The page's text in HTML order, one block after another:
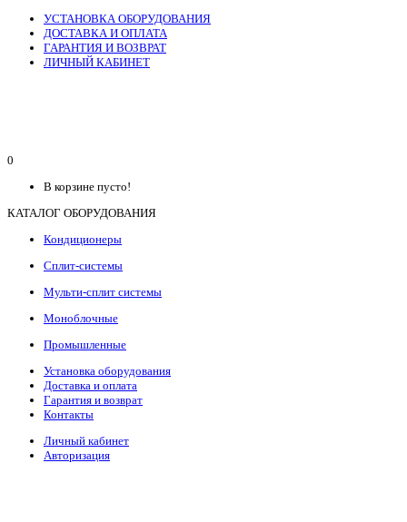
УСТАНОВКА ОБОРУДОВАНИЯ
ДОСТАВКА И ОПЛАТА
ГАРАНТИЯ И ВОЗВРАТ
ЛИЧНЫЙ КАБИНЕТ
0
В корзине пусто!
КАТАЛОГ ОБОРУДОВАНИЯ
Кондиционеры
Сплит-системы
Мульти-сплит системы
Моноблочные
Промышленные
Установка оборудования
Доставка и оплата
Гарантия и возврат
Контакты
Личный кабинет
Авторизация